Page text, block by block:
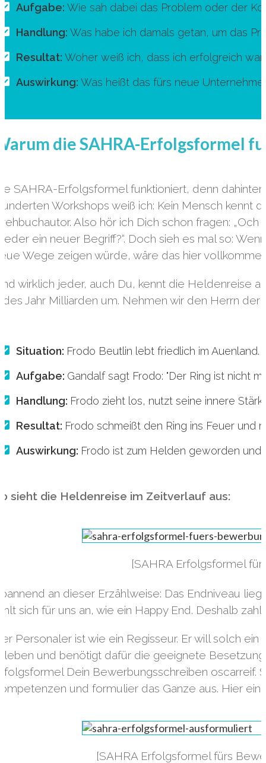
Aufgabe: Wie sah dabei das Problem oder der
Handlung:Was habe ich damals getan, um das
Resultat:Woher weiß ich, dass ich erfolgreich
Auswirkung:Was heißt das fürs neue
die SAHRA-Erfolgsformel
SAHRA-Erfolgsformel funktioniert, denn
Workshops weiß ich: Kein Mensch kennt
Also hör ich Dich schon fragen:
ein neuer Begriff?“. Doch sieh es mal so:
Wege zeigen würde, wäre das hier
wirklich jeder, auch Du, kennt die Heldenreise
Jahr Milliarden um. Nehmen wir den Herrn der
Situation: Frodo Beutlin lebt friedlich im Auenland.
Aufgabe: Gandalf sagt Frodo: "Der Ring ist nicht
Handlung: Frodo zieht los, nutzt seine innere
Resultat: Frodo schmeißt den Ring ins Feuer und
Auswirkung: Frodo ist zum Helden geworden und
sieht die Heldenreise im Zeitverlauf aus:
[SAHRA Erfolgsformel
an dieser Erzählweise: Das Endniveau
sich für uns an, wie ein Happy End. Deshalb
Personaler ist wie ein Regisseur. Er will solch
und benötigt dafür die geeignete
Dein Bewerbungsschreiben
und formulier das Ganze aus. Hier
[SAHRA Erfolgsformel fürs